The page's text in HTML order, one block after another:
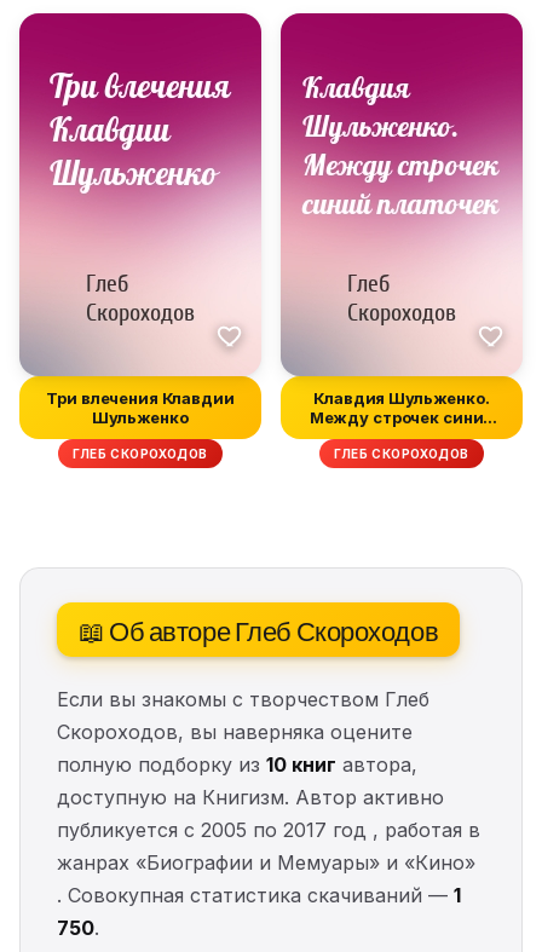
Три влечения Клавдии
Шульженко
ГЛЕБ СКОРОХОДОВ
Клавдия Шульженко.
Между строчек синий
платочек
ГЛЕБ СКОРОХОДОВ
📖 Об авторе Глеб Скороходов
Если вы знакомы с творчеством Глеб
Скороходов, вы наверняка оцените
полную подборку из 10 книг автора,
доступную на Книгизм. Автор активно
публикуется с 2005 по 2017 год , работая в
жанрах «Биографии и Мемуары» и «Кино»
. Совокупная статистика скачиваний — 1
750.